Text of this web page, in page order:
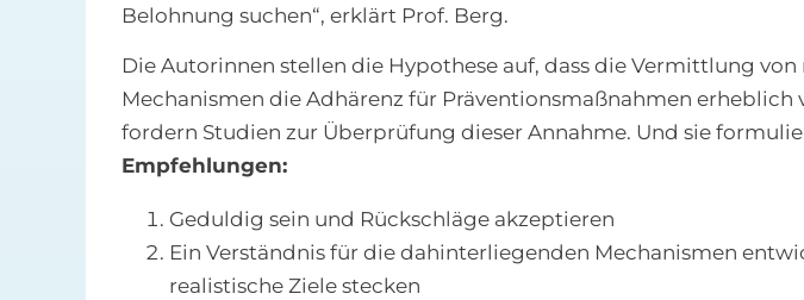
Belohnung suchen“, erklärt Prof. Berg.
Die Autorinnen stellen die Hypothese auf, dass die Vermittlung
Mechanismen die Adhärenz für Präventionsmaßnahmen erheblich
fordern Studien zur Überprüfung dieser Annahme. Und sie
Empfehlungen:
Geduldig sein und Rückschläge akzeptieren
Ein Verständnis für die dahinterliegenden Mechanismen
realistische Ziele stecken